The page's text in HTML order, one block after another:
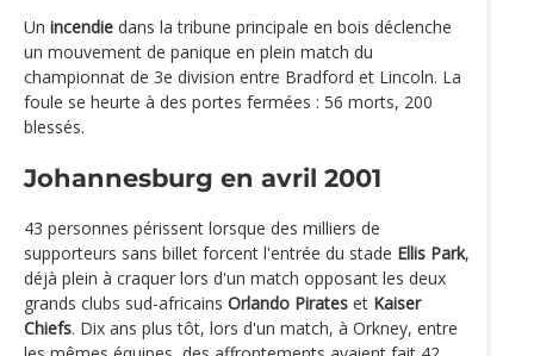
Un incendie dans la tribune principale en bois déclenche
un mouvement de panique en plein match du
championnat de 3e division entre Bradford et Lincoln. La
foule se heurte à des portes fermées : 56 morts, 200
blessés.
Johannesburg en avril 2001
43 personnes périssent lorsque des milliers de
supporteurs sans billet forcent l'entrée du stade Ellis Park,
déjà plein à craquer lors d'un match opposant les deux
grands clubs sud-africains Orlando Pirates et Kaiser
Chiefs. Dix ans plus tôt, lors d'un match, à Orkney, entre